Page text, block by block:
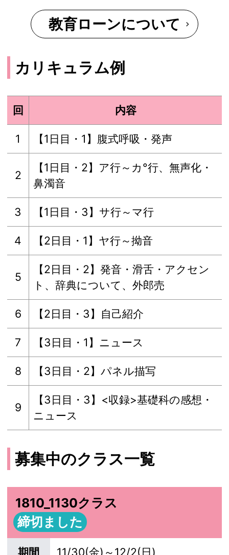
教育ローンについて
カリキュラム例
回 内容
1 【1日目・1】腹式呼吸・発声
2
【1日目・2】ア行～カ°行、無声化・
鼻濁音
3 【1日目・3】サ行～マ行
4 【2日目・1】ヤ行～拗音
5
【2日目・2】発音・滑舌・アクセン
ト、辞典について、外郎売
6 【2日目・3】自己紹介
7 【3日目・1】ニュース
8 【3日目・2】パネル描写
9
【3日目・3】<収録>基礎科の感想・
ニュース
募集中のクラス一覧
1810_1130クラス
締切ました
期間 11/30(金)～12/2(日)